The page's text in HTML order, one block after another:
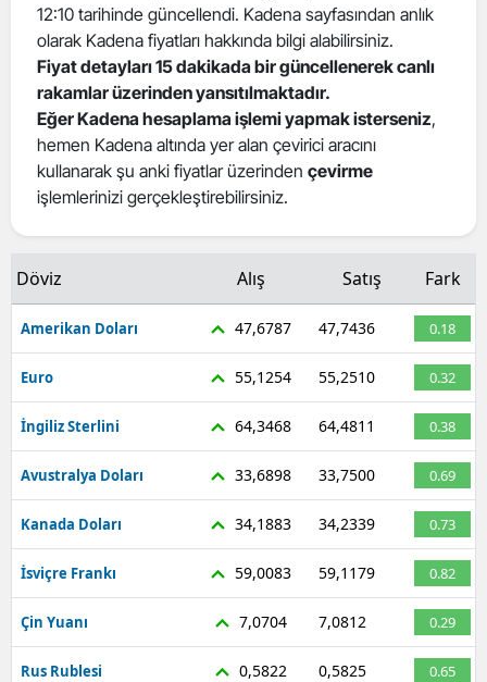
12:10 tarihinde güncellendi. Kadena sayfasından anlık
olarak Kadena fiyatları hakkında bilgi alabilirsiniz.
Fiyat detayları 15 dakikada bir güncellenerek canlı
rakamlar üzerinden yansıtılmaktadır.
Eğer Kadena hesaplama işlemi yapmak isterseniz,
hemen Kadena altında yer alan çevirici aracını
kullanarak şu anki fiyatlar üzerinden çevirme
işlemlerinizi gerçekleştirebilirsiniz.
Döviz Alış Satış Fark
Amerikan Doları 47,6787 47,7436 0.18
Euro 55,1254 55,2510 0.32
İngiliz Sterlini 64,3468 64,4811 0.38
Avustralya Doları 33,6898 33,7500 0.69
Kanada Doları 34,1883 34,2339 0.73
İsviçre Frankı 59,0083 59,1179 0.82
Çin Yuanı 7,0704 7,0812 0.29
Rus Rublesi 0,5822 0,5825 0.65